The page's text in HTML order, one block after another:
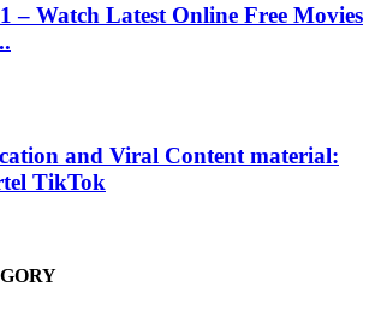
– Watch Latest Online Free Movies
and Viral Content material:
TikTok